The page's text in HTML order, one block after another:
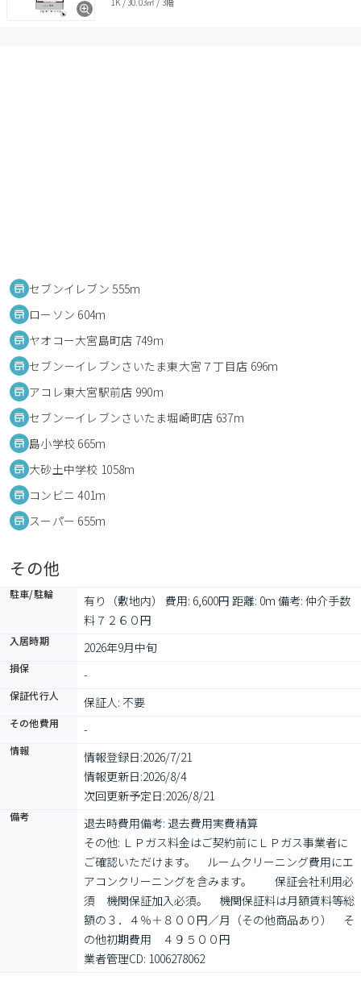
セブンイレブン 555m
ローソン 604m
ヤオコー大宮島町店 749m
セブン－イレブンさいたま東大宮７丁目店 696m
アコレ東大宮駅前店 990m
セブン－イレブンさいたま堀崎町店 637m
島小学校 665m
大砂土中学校 1058m
コンビニ 401m
スーパー 655m
その他
駐車/駐輪
有り（敷地内） 費用: 6,600円 距離: 0m 備考: 仲介手数
料７２６０円
入居時期 2026年9月中旬
損保 -
保証代行人 保証人: 不要
その他費用 -
情報 情報登録日:2026/7/21
情報更新日:2026/8/4
次回更新予定日:2026/8/21
備考
退去時費用備考: 退去費用実費精算
その他: ＬＰガス料金はご契約前にＬＰガス事業者に
ご確認いただけます。　ルームクリーニング費用にエ
アコンクリーニングを含みます。　　保証会社利用必
須　機関保証加入必須。　機関保証料は月額賃料等総
額の３．４％＋８００円／月（その他商品あり）　そ
の他初期費用　４９５００円
業者管理CD: 1006278062